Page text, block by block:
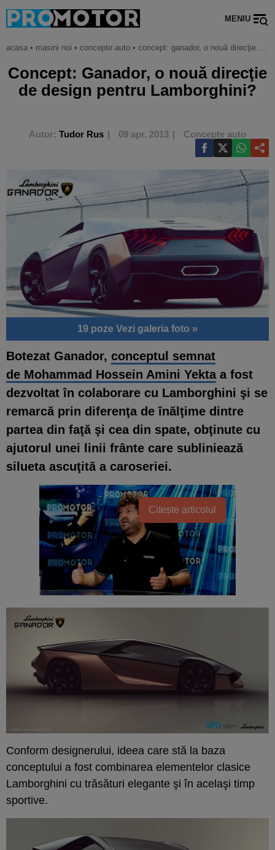
MENIU
acasa • masini noi • concepte auto • concept: ganador, o nouă direcţie de design pentru lamborghini?
Concept: Ganador, o nouă direcţie
de design pentru Lamborghini?
Autor: Tudor Rus 09 apr. 2013 Concepte auto
19 poze Vezi galeria foto »
Botezat Ganador, conceptul semnat
de Mohammad Hossein Amini Yektaa fost
dezvoltat în colaborare cu Lamborghini şi se
remarcă prin diferenţa de înălţime dintre
partea din faţă şi cea din spate, obţinute cu
ajutorul unei linii frânte care subliniează
silueta ascuţită a caroseriei.
Citește articolul
Conform designerului, ideea care stă la baza
conceptului a fost combinarea elementelor clasice
Lamborghini cu trăsături elegante şi în acelaşi timp
sportive.